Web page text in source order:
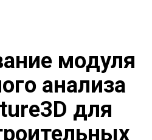
модуля
анализа
для